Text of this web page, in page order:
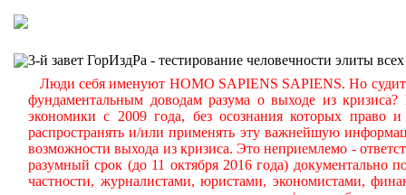
3-й завет ГорИздРа - тестирование человечности элиты
Люди себя именуют HOMO SAPIENS SAPIENS. Но
фундаментальным доводам разума о выходе из
экономики с 2009 года, без осознания которых право
распространять и/или применять эту важнейшую
возможности выхода из кризиса. Это неприемлемо -
разумный срок (до 11 октября 2016 года)
частности, журналистами, юристами, экономистами,